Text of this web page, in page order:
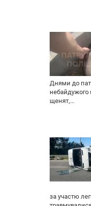
Днями до
небайдужого
щенят,...
за участю